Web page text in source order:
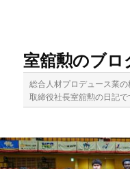
移
動
動
室舘勲のブロ
総合人材プロデュース業
取締役社長室舘勲の日記で